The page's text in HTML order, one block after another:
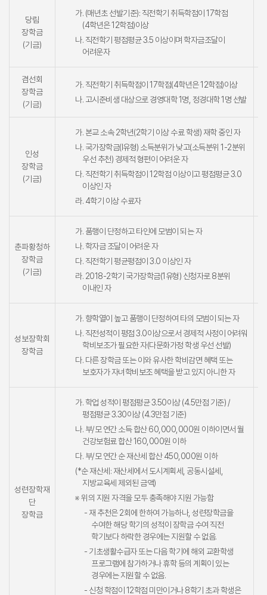
당림
장학금
(기금)
가. (매년초 선발기준): 직전학기 취득학점이 17학점
(4학년은 12학점)이상
나. 직전학기 평점평균 3.5 이상이며 학자금조달이
어려운자
겸선회
장학금
(기금)
가. 직전학기 취득학점이 17학점(4학년은 12학점)이상
나. 고시준비생 대상으로 경영대학 1명, 정경대학 1명 선발
인성
장학금
(기금)
가. 본교 소속 2학년(2학기 이상 수료 학생) 재학 중인 자
나. 국가장학금(Ⅰ유형) 소득분위가 낮고(소득분위 1-2분위
우선 추천) 경제적 형편이 어려운 자
다. 직전학기 취득학점이 12학점 이상이고 평점평균 3.0
이상인 자
라. 4학기 이상 수료자
춘파황청하
장학금
(기금)
가. 품행이 단정하고 타인에 모범이 되는 자
나. 학자금 조달이 어려운 자
다. 직전학기 평균평점이 3.0 이상인 자
라. 2018-2학기 국가장학금(1유형) 신청자로 8분위
이내인 자
성보장학회
장학금
가. 향학열이 높고 품행이 단정하여 타의 모범이 되는 자
나. 직전성적이 평점 3.0이상으로서 경제적 사정이 어려워
학비보조가 필요한 자(다문화가정 학생 우선 선발)
다. 다른 장학금 또는 이와 유사한 학비감면 혜택 또는
보호자가 자녀학비보조 혜택을 받고 있지 아니한 자
성련장학재
단
장학금
가. 학업 성적이 평점평균 3.50이상 (4.5만점 기준) /
평점평균 3.30이상 (4.3만점 기준)
나. 부/모 연간 소득 합산 60,000,000원 이하이면서 월
건강보험료 합산 160,000원 이하
다. 부/모 연간 순 재산세 합산 450,000원 이하
(*순 재산세: 재산세에서 도시계획세, 공동시설세,
지방교육세 제외된 금액)
※ 위의 지원 자격을 모두 충족해야 지원 가능함
- 재 추천은 2회에 한하여 가능하나, 성련장학금을
수여한 해당 학기의 성적이 장학금 수여 직전
학기보다 하락한 경우에는 지원할 수 없음.
- 기초생활수급자 또는 다음 학기에 해외 교환학생
프로그램에 참가하거나 휴학 등의 계획이 있는
경우에는 지원할 수 없음.
- 신청 학점이 12학점 미만이거나 8학기 초과 학생은